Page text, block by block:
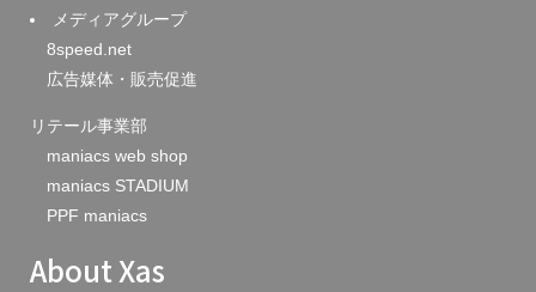
メディアグループ
8speed.net
広告媒体・販売促進
リテール事業部
maniacs web shop
maniacs STADIUM
PPF maniacs
About Xas